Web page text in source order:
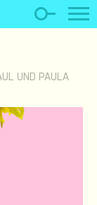
UND PAULA